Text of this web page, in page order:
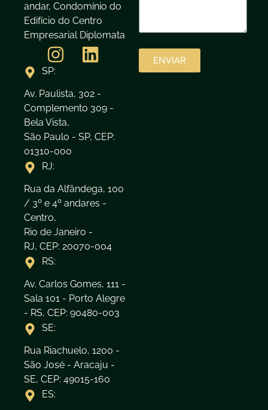
andar, Condomínio do
Edifício do Centro
Empresarial Diplomata
SP:
Av. Paulista, 302 -
Complemento 309 -
Bela Vista,
São Paulo - SP, CEP:
01310-000
RJ:
Rua da Alfândega, 100
/ 3º e 4º andares -
Centro,
Rio de Janeiro -
RJ, CEP: 20070-004
RS:
Av. Carlos Gomes, 111 -
Sala 101 - Porto Alegre
- RS, CEP: 90480-003
SE:
Rua Riachuelo, 1200 -
São José - Aracaju -
SE, CEP: 49015-160
ES:
ENVIAR